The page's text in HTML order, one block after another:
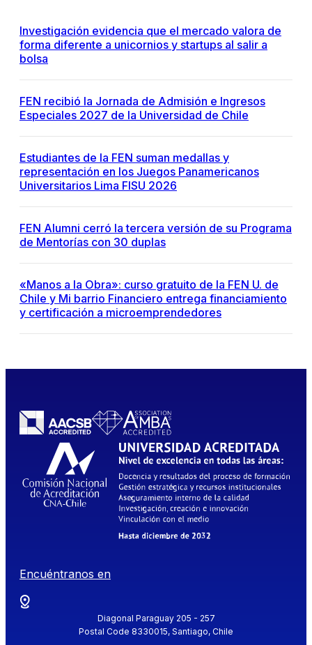
Investigación evidencia que el mercado valora de
forma diferente a unicornios y startups al salir a
bolsa
FEN recibió la Jornada de Admisión e Ingresos
Especiales 2027 de la Universidad de Chile
Estudiantes de la FEN suman medallas y
representación en los Juegos Panamericanos
Universitarios Lima FISU 2026
FEN Alumni cerró la tercera versión de su Programa
de Mentorías con 30 duplas
«Manos a la Obra»: curso gratuito de la FEN U. de
Chile y Mi barrio Financiero entrega financiamiento
y certificación a microemprendedores
Encuéntranos en
Diagonal Paraguay 205 - 257
Postal Code 8330015, Santiago, Chile